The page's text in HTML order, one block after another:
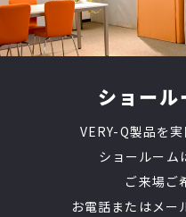
ショール
VERY-Q製品を
ショールーム
ご来場ご
お電話またはメー